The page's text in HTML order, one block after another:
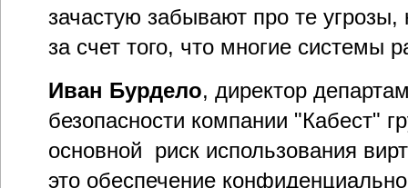
зачастую забывают про те угрозы,
за счет того, что многие системы
Иван Бурдело, директор
безопасности компании "Кабест"
основной риск использования
это обеспечение